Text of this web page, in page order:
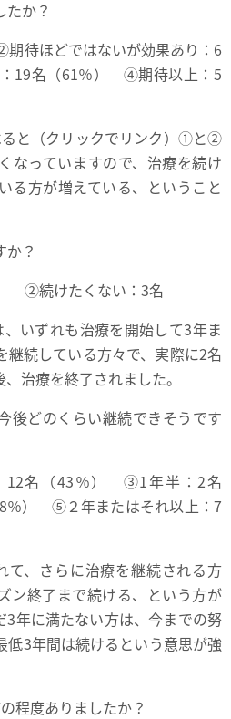
たか？
待ほどではないが効果あり：6
19名（61％） ④期待以上：5
ると（クリックでリンク）①と②
なっていますので、治療を続け
る方が増えている、ということ
か？
②続けたくない：3名
、いずれも治療を開始して3年ま
継続している方々で、実際に2名
治療を終了されました。
後どのくらい継続できそうです
名（43％） ③1年半：2名
％） ⑤２年またはそれ以上：7
て、さらに治療を継続される方
ン終了まで続ける、という方が
3年に満たない方は、今までの努
低3年間は続けるという意思が強
程度ありましたか？